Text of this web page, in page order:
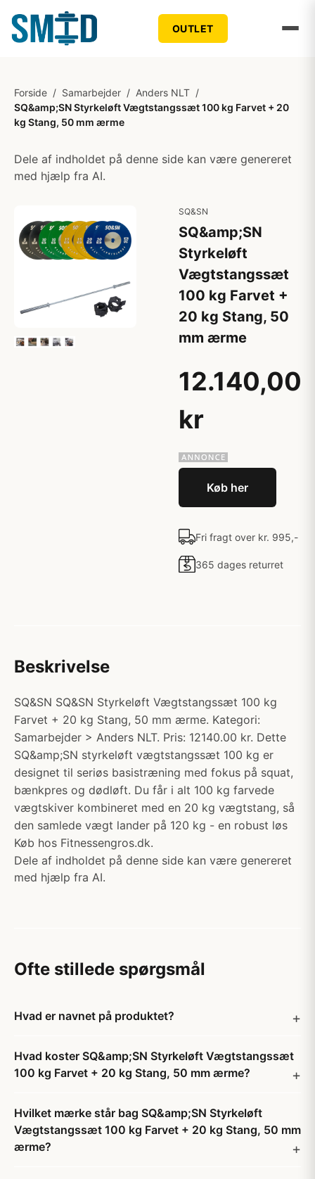
OUTLET
Forside / Samarbejder / Anders NLT /
SQ&amp;SN Styrkeløft Vægtstangssæt 100 kg Farvet + 20
kg Stang, 50 mm ærme
Dele af indholdet på denne side kan være genereret
med hjælp fra AI.
SQ&SN
SQ&amp;SN
Styrkeløft
Vægtstangssæt
100 kg Farvet +
20 kg Stang, 50
mm ærme
12.140,00
kr
Køb her
Fri fragt over kr. 995,-
365 dages returret
Beskrivelse
SQ&SN SQ&SN Styrkeløft Vægtstangssæt 100 kg
Farvet + 20 kg Stang, 50 mm ærme. Kategori:
Samarbejder > Anders NLT. Pris: 12140.00 kr. Dette
SQ&amp;SN styrkeløft vægtstangssæt 100 kg er
designet til seriøs basistræning med fokus på squat,
bænkpres og dødløft. Du får i alt 100 kg farvede
vægtskiver kombineret med en 20 kg vægtstang, så
den samlede vægt lander på 120 kg - en robust løs
Køb hos Fitnessengros.dk.
Dele af indholdet på denne side kan være genereret
med hjælp fra AI.
Ofte stillede spørgsmål
Hvad er navnet på produktet?
Hvad koster SQ&amp;SN Styrkeløft Vægtstangssæt
100 kg Farvet + 20 kg Stang, 50 mm ærme?
Hvilket mærke står bag SQ&amp;SN Styrkeløft
Vægtstangssæt 100 kg Farvet + 20 kg Stang, 50 mm
ærme?